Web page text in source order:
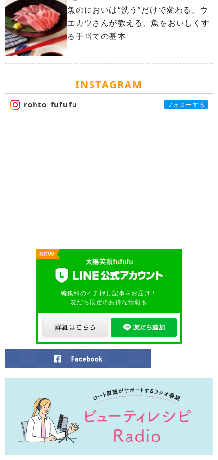
魚のにおいは“洗う”だけで変わる。ウ
エカツさんが教える、魚をおいしくす
る手当ての基本
INSTAGRAM
rohto_fufufu フォローする
編集部のイチ押し記事をお届け！
友だち限定のお得な情報も